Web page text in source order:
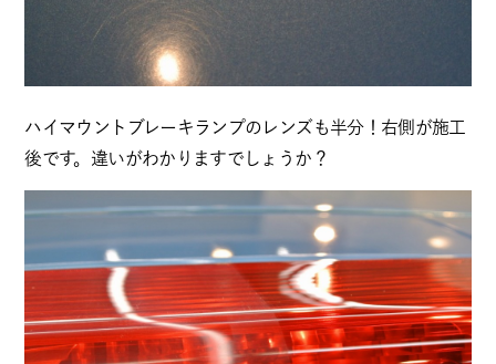
ハイマウントブレーキランプのレンズも半分！右側が施工
後です。違いがわかりますでしょうか？